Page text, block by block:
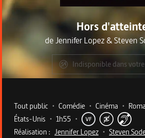
Hors
deJennifer Lopez&Steven
Indisponible dans
Metadata du programme
Tout public • Comédie • Cinéma •
États-Unis • 1h55 • VF
Réalisation : Jennifer Lopez • Steven